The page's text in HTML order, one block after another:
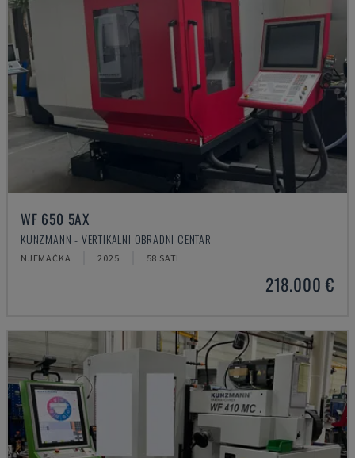
WF 650 5AX
KUNZMANN - VERTIKALNI OBRADNI CENTAR
NJEMAČKA 2025 58 SATI
218.000 €